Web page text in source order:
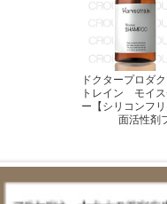
ドクタープロダ
トレイン モイ
ー【シリコンフ
面活性剤